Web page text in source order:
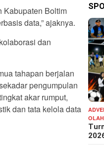
Kabupaten Boltim
data,” ajaknya.
dan
tahapan berjalan
pengumpulan
akar rumput,
dan tata kelola data